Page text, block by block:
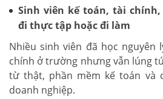
Sinh viên kế toán, tài
đi thực tập hoặc đi làm
Nhiều sinh viên đã học nguyên
chính ở trường nhưng vẫn lúng
từ thật, phần mềm kế toán và
doanh nghiệp.